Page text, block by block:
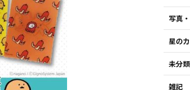
写真
星の
未分類
雑記